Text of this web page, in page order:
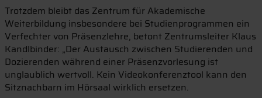
Trotzdem bleibt das Zentrum für Akademische
Weiterbildung insbesondere bei Studienprogrammen ein
Verfechter von Präsenzlehre, betont Zentrumsleiter Klaus
Kandlbinder: „Der Austausch zwischen Studierenden und
Dozierenden während einer Präsenzvorlesung ist
unglaublich wertvoll. Kein Videokonferenztool kann den
Sitznachbarn im Hörsaal wirklich ersetzen.